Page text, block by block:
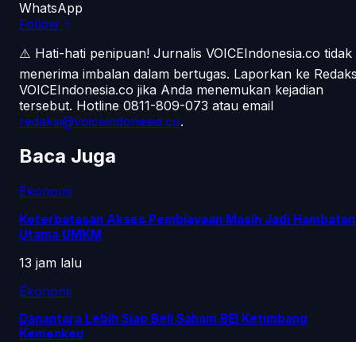
WhatsApp
Follow
⚠️ Hati-hati penipuan! Jurnalis VOICEIndonesia.co tidak
menerima imbalan dalam bertugas. Laporkan ke
VOICEIndonesia.co jika Anda menemukan kejadian
tersebut. Hotline 0811-809-073 atau email
redaksi@voiceindonesia.co.
Baca Juga
Ekonomi
Keterbatasan Akses Pembiayaan Masih Jadi Hambatan
Utama UMKM
13 jam lalu
Ekonomi
Danantara Lebih Siap Beli Saham BEI Ketimbang
Kemenkeu